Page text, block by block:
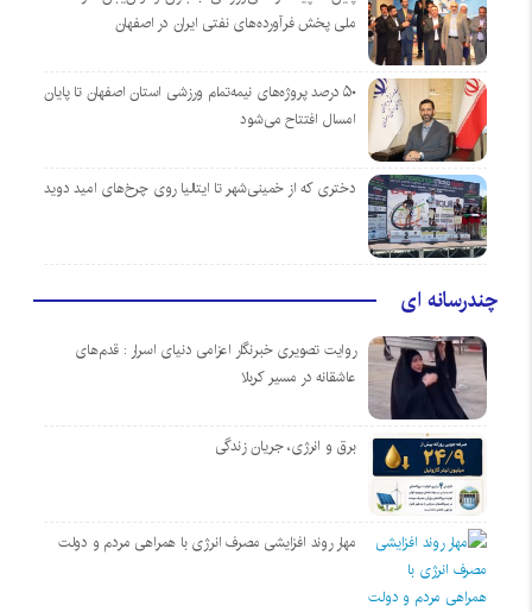
ملی پخش فرآورده‌های نفتی ایران در اصفهان
۵۰ درصد پروژه‌های نیمه‌تمام ورزشی استان اصفهان تا پایان
امسال افتتاح می‌شود
دختری که از خمینی‌شهر تا ایتالیا روی چرخ‌های امید دوید
چندرسانه ای
روایت تصویری خبرنگار اعزامی دنیای اسرار : قدم‌های
عاشقانه در مسیر کربلا
برق و انرژی، جریان زندگی
مهار روند افزایشی مصرف انرژی با همراهی مردم و دولت